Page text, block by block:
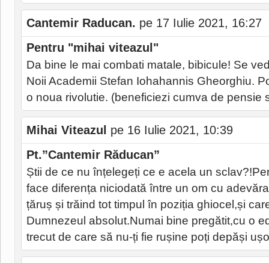
Cantemir Raducan. pe 17 Iulie 2021, 16:27
Pentru "mihai viteazul"
Da bine le mai combati matale, bibicule! Se
Noii Academii Stefan Iohahannis Gheorghiu.
o noua rivolutie. (beneficiezi cumva de pensie
Mihai Viteazul
pe 16 Iulie 2021, 10:39
Pt.”Cantemir Răducan”
Știi de ce nu înțelegeți ce e acela un
face diferența niciodată între un om cu
țăruș și trăind tot timpul în poziția ghiocel,și
Dumnezeul absolut.Numai bine pregătit,cu o
trecut de care să nu-ți fie rușine poți depăși